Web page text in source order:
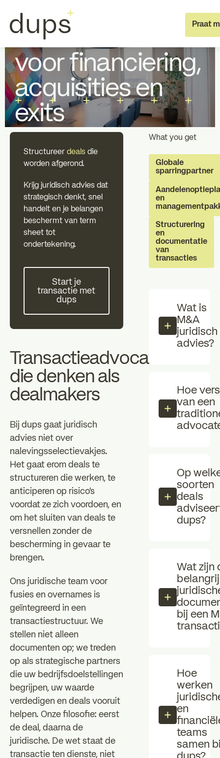
Full deal execution Specialist
Over dups Team
Jobs
Individual investors
Nieuws
FAQ
Praat
Specialist Support
Juridisch advies
voor financiering,
acquisities en
exits
Structureerdeals die
worden afgerond.
Krijg juridisch advies dat
strategisch denkt, snel
handelt en je belangen
beschermt van term
sheet tot
ondertekening.
Start je
transactie met
dups
Transactieadvocaten
die denken als
dealmakers
Bij dups gaat juridisch
advies niet over
nalevingsselectievakjes.
Het gaat erom deals te
structureren die werken, te
anticiperen op risico's
voordat ze zich voordoen, en
om het sluiten van deals te
versnellen zonder de
bescherming in gevaar te
brengen.
Ons juridische team voor
fusies en overnames is
geïntegreerd in een
transactiestructuur. We
stellen niet alleen
documenten op; we treden
op als strategische partners
die uw bedrijfsdoelstellingen
begrijpen, uw waarde
verdedigen en deals vooruit
helpen. Onze filosofie: eerst
de deal, daarna de
juridische. De wet staat de
transactie ten dienste, niet
What you get
Globale
sparringpartner
en
Structurering
en
documentatie
van
transacties
Wat is
M&A
juridisch
advies?
Hoe
van een
Op
soorten
deals
dups?
Wat zijn
bij een
Hoe
werken
en
teams
samen